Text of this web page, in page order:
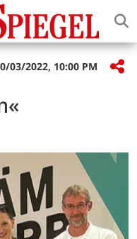
03/2022, 10:00 PM